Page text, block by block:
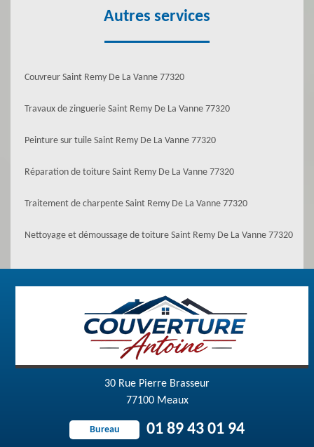
Autres services
Couvreur Saint Remy De La Vanne 77320
Travaux de zinguerie Saint Remy De La Vanne 77320
Peinture sur tuile Saint Remy De La Vanne 77320
Réparation de toiture Saint Remy De La Vanne 77320
Traitement de charpente Saint Remy De La Vanne 77320
Nettoyage et démoussage de toiture Saint Remy De La Vanne 77320
30 Rue Pierre Brasseur
77100 Meaux
Bureau 01 89 43 01 94